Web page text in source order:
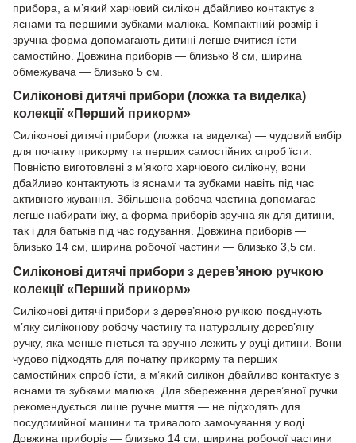
прибора, а м’який харчовий силікон дбайливо контактує з
яснами та першими зубками малюка. Компактний розмір і
зручна форма допомагають дитині легше вчитися їсти
самостійно. Довжина приборів — близько 8 см, ширина
обмежувача — близько 5 см.
Силіконові дитячі прибори (ложка та виделка)
колекції «Перший прикорм»
Силіконові дитячі прибори (ложка та виделка) — чудовий вибір
для початку прикорму та перших самостійних спроб їсти.
Повністю виготовлені з м’якого харчового силікону, вони
дбайливо контактують із яснами та зубками навіть під час
активного жування. Збільшена робоча частина допомагає
легше набирати їжу, а форма приборів зручна як для дитини,
так і для батьків під час годування. Довжина приборів —
близько 14 см, ширина робочої частини — близько 3,5 см.
Силіконові дитячі прибори з дерев’яною ручкою
колекції «Перший прикорм»
Силіконові дитячі прибори з дерев’яною ручкою поєднують
м’яку силіконову робочу частину та натуральну дерев’яну
ручку, яка менше гнеться та зручно лежить у руці дитини. Вони
чудово підходять для початку прикорму та перших
самостійних спроб їсти, а м’який силікон дбайливо контактує з
яснами та зубками малюка. Для збереження дерев’яної ручки
рекомендується лише ручне миття — не підходять для
посудомийної машини та тривалого замочування у воді.
Довжина приборів — близько 14 см, ширина робочої частини